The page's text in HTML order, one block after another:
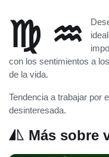
♍ ♒
con los sentimientos a
de la vida.
Tendencia a trabajar por
desinteresada.
Más sobre